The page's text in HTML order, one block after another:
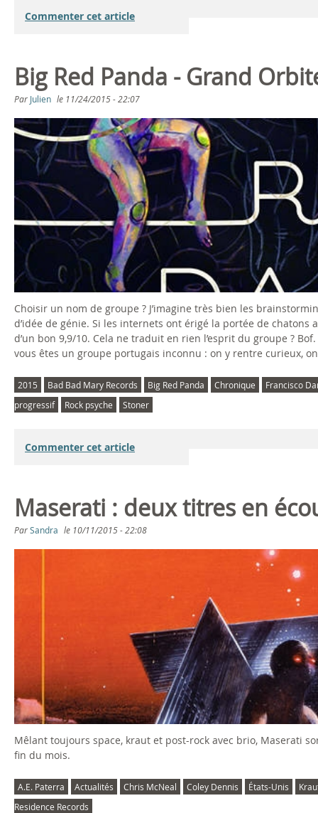
Commenter cet article
Big Red Panda - Grand
Par Julien le 11/24/2015 - 22:07
Choisir un nom de groupe ? J’imagine très bien les
d’idée de génie. Si les internets ont érigé la portée de
d’un bon 9,9/10. Cela ne traduit en rien l’esprit du groupe ?
vous êtes un groupe portugais inconnu : on y rentre curieux,
2015 Bad Bad Mary Records Big Red Panda Chronique
Francisco
progressif
Rock psyche Stoner
Commenter cet article
Maserati : deux titres en
ParSandra le 10/11/2015 - 22:08
Mêlant toujours space, kraut et post-rock avec brio, Maserati
fin du mois.
A.E. Paterra Actualités Chris McNeal Coley Dennis États-Unis
Residence Records